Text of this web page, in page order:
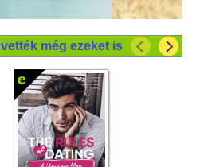
még ezeket is